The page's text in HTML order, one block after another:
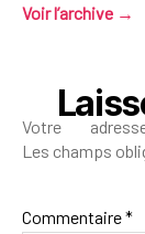
Voir l’archive →
Votre
Les champs
Commentaire*